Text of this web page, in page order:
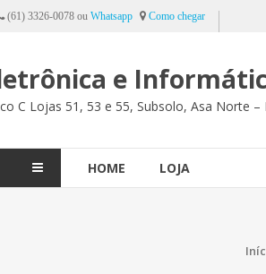
(61) 3326-0078 ou Whatsapp Como chegar
e
C Lojas 51, 53 e 55, Subsolo, Asa Norte –
HOME LOJA